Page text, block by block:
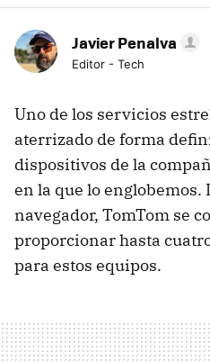
Javier Penalva
Editor - Tech
Uno de los servicios
aterrizado de forma
dispositivos de la
en la que lo
navegador, TomTom se
proporcionar hasta
para estos equipos.